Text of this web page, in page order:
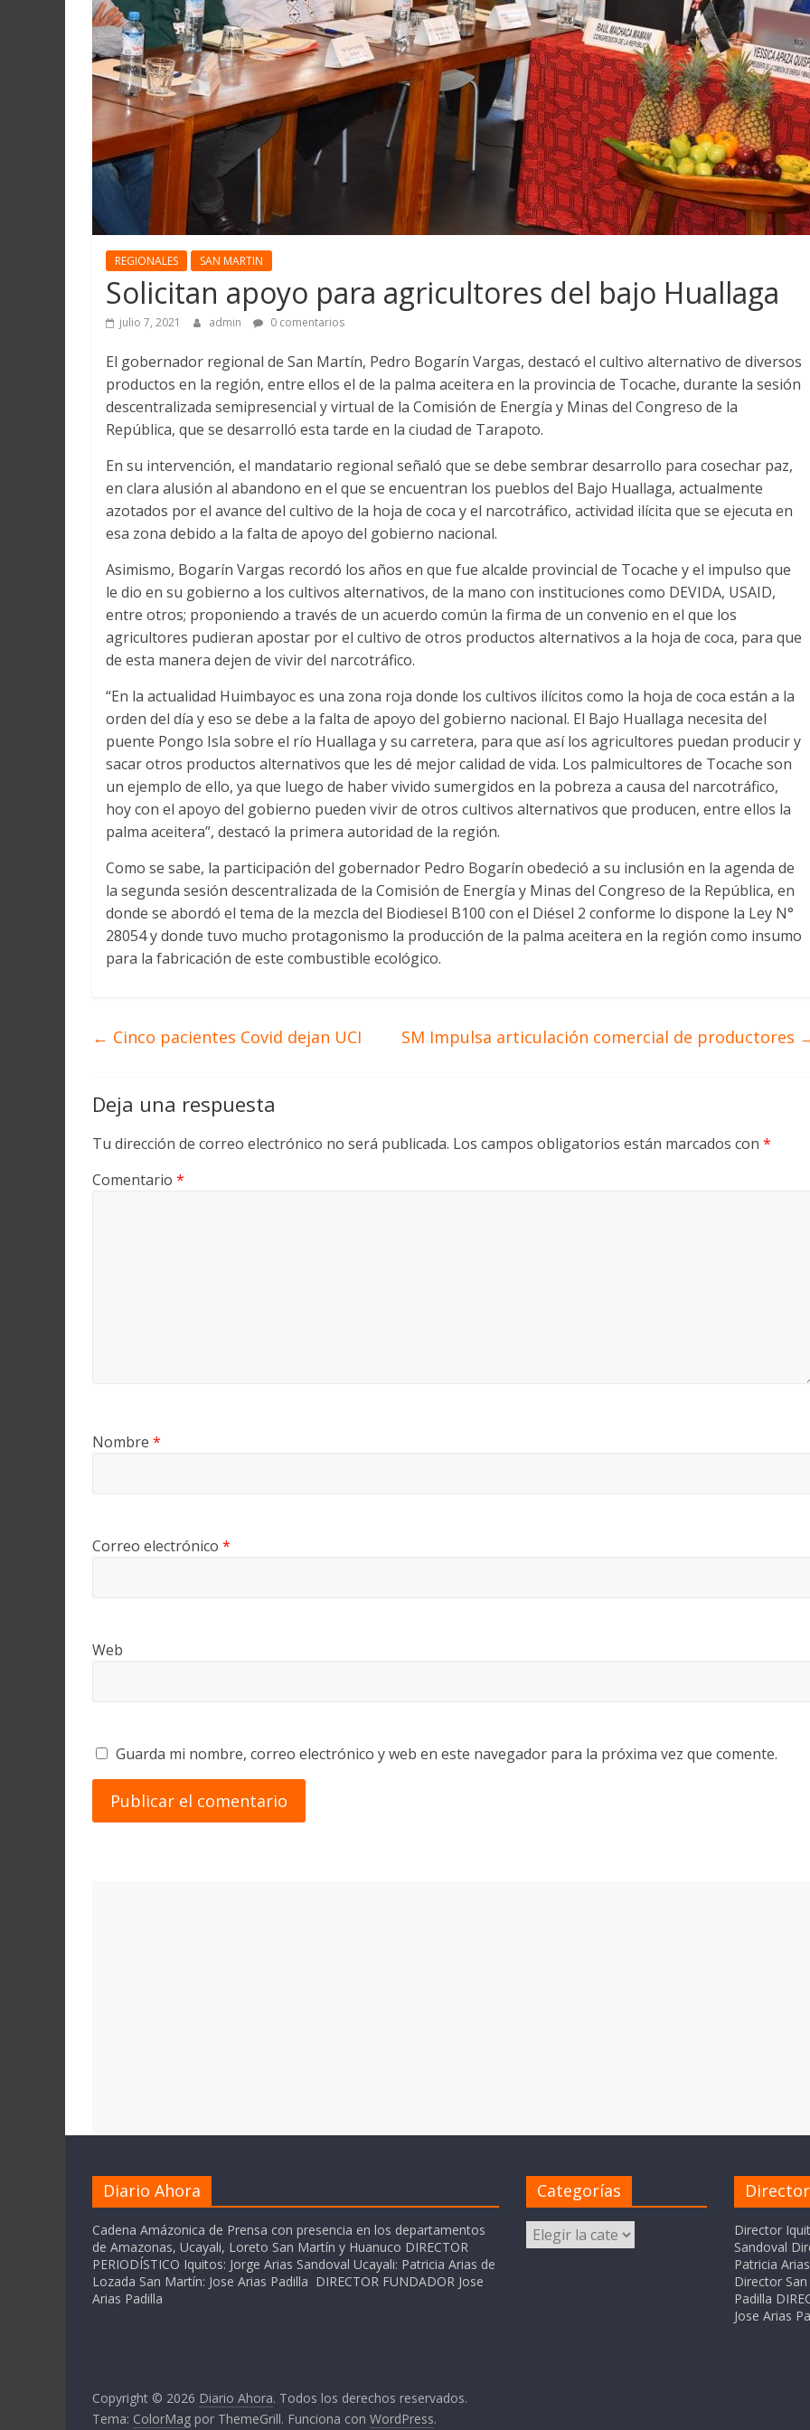
Martín
y
Loreto
REGIONALES SAN MARTIN
Solicitan apoyo para agricultores del bajo Huallaga
julio 7, 2021 admin 0 comentarios
El gobernador regional de San Martín, Pedro Bogarín Vargas, destacó el cultivo alternativo de diversos
productos en la región, entre ellos el de la palma aceitera en la provincia de Tocache, durante la sesión
descentralizada semipresencial y virtual de la Comisión de Energía y Minas del Congreso de la
República, que se desarrolló esta tarde en la ciudad de Tarapoto.
En su intervención, el mandatario regional señaló que se debe sembrar desarrollo para cosechar paz,
en clara alusión al abandono en el que se encuentran los pueblos del Bajo Huallaga, actualmente
azotados por el avance del cultivo de la hoja de coca y el narcotráfico, actividad ilícita que se ejecuta en
esa zona debido a la falta de apoyo del gobierno nacional.
Asimismo, Bogarín Vargas recordó los años en que fue alcalde provincial de Tocache y el impulso que
le dio en su gobierno a los cultivos alternativos, de la mano con instituciones como DEVIDA, USAID,
entre otros; proponiendo a través de un acuerdo común la firma de un convenio en el que los
agricultores pudieran apostar por el cultivo de otros productos alternativos a la hoja de coca, para que
de esta manera dejen de vivir del narcotráfico.
“En la actualidad Huimbayoc es una zona roja donde los cultivos ilícitos como la hoja de coca están a la
orden del día y eso se debe a la falta de apoyo del gobierno nacional. El Bajo Huallaga necesita del
puente Pongo Isla sobre el río Huallaga y su carretera, para que así los agricultores puedan producir y
sacar otros productos alternativos que les dé mejor calidad de vida. Los palmicultores de Tocache son
un ejemplo de ello, ya que luego de haber vivido sumergidos en la pobreza a causa del narcotráfico,
hoy con el apoyo del gobierno pueden vivir de otros cultivos alternativos que producen, entre ellos la
palma aceitera”, destacó la primera autoridad de la región.
Como se sabe, la participación del gobernador Pedro Bogarín obedeció a su inclusión en la agenda de
la segunda sesión descentralizada de la Comisión de Energía y Minas del Congreso de la República, en
donde se abordó el tema de la mezcla del Biodiesel B100 con el Diésel 2 conforme lo dispone la Ley N°
28054 y donde tuvo mucho protagonismo la producción de la palma aceitera en la región como insumo
para la fabricación de este combustible ecológico.
← Cinco pacientes Covid dejan UCI SM Impulsa articulación comercial de productores
Deja una respuesta
Tu dirección de correo electrónico no será publicada. Los campos obligatorios están marcados con *
Comentario *
Nombre *
Correo electrónico *
Web
Guarda mi nombre, correo electrónico y web en este navegador para la próxima vez que comente.
Diario Ahora
Cadena Amázonica de Prensa con presencia en los departamentos
de Amazonas, Ucayali, Loreto San Martín y Huanuco DIRECTOR
PERIODÍSTICO Iquitos: Jorge Arias Sandoval Ucayali: Patricia Arias de
Lozada San Martín: Jose Arias Padilla DIRECTOR FUNDADOR Jose
Arias Padilla
Categorías
Categorías
Director
Sandoval
Patricia
Director
Padilla
Jose Arias
Copyright © 2026 Diario Ahora. Todos los derechos reservados.
Tema: ColorMag por ThemeGrill. Funciona con WordPress.